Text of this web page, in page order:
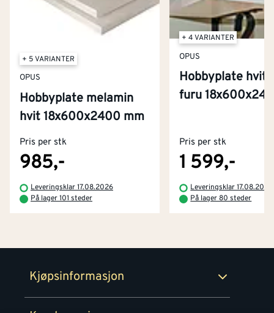
+ 5 VARIANTER
OPUS
Hobbyplate melamin
hvit 18x600x2400 mm
Pris per stk
985,-
Leveringsklar 17.08.2026
På lager 101 steder
+ 4 VARIANTER
OPUS
Hobbyplate
furu
Pris per stk
1 599,-
Leveringsklar 17.08.2026
På lager 80 steder
Kjøpsinformasjon
Kjøpsbetingelser
Retur- og angrerettsskjema
Kontakt oss
Tjenester
Montér Klubb
Om Montér
Byggevarehus og åpningstider
Prismatch
Personvern